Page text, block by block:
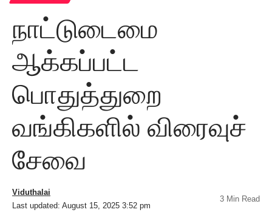
நாட்டுடைமை
ஆக்கப்பட்ட
பொதுத்துறை
வங்கிகளில் விரைவுச்
சேவை
Last updated: August 15, 2025 3:52 pm
Viduthalai
3 Min Read